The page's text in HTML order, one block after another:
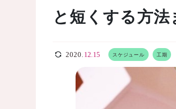
と短くする方法
2020. 12.15 スケジュール 工期